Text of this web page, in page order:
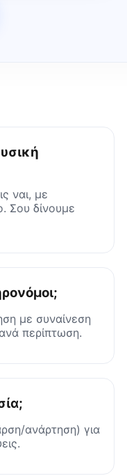
ναι, με
Σου δίνουμε
με συναίνεση
περίπτωση.
ανάρτηση) για